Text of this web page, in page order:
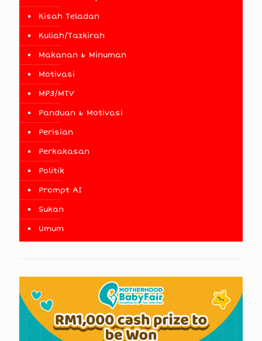
Kisah Teladan
Kuliah/Tazkirah
Makanan & Minuman
Motivasi
MP3/MTV
Panduan & Motivasi
Perisian
Perkakasan
Politik
Prompt AI
Sukan
Umum